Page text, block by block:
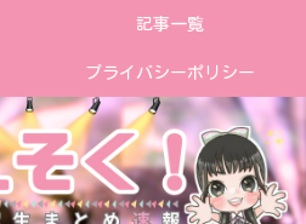
記事一覧
プライバシーポリシー